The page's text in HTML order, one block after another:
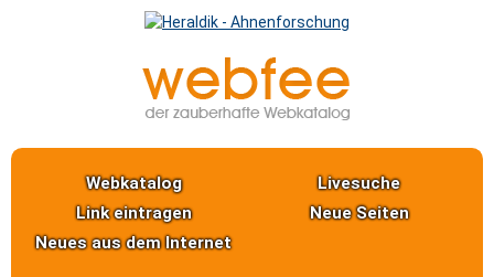
Webkatalog
Livesuche
Link eintragen
Neue Seiten
Neues aus dem Internet